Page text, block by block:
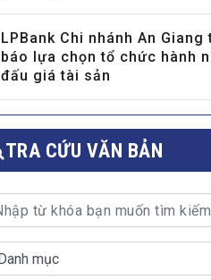
LPBank Chi nhánh An Giang
báo lựa chọn tổ chức hành
đấu giá tài sản
TRA CỨU VĂN BẢN